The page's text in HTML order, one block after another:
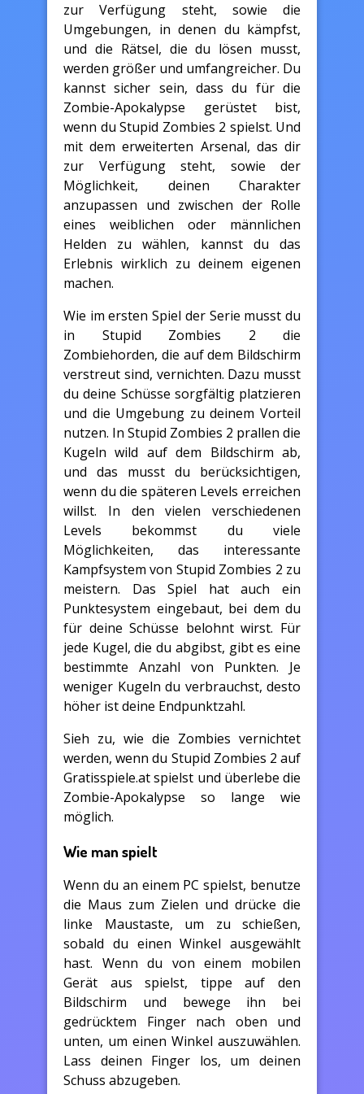
zur Verfügung steht, sowie die
Umgebungen, in denen du kämpfst,
und die Rätsel, die du lösen musst,
werden größer und umfangreicher. Du
kannst sicher sein, dass du für die
Zombie-Apokalypse gerüstet bist,
wenn du Stupid Zombies 2 spielst. Und
mit dem erweiterten Arsenal, das dir
zur Verfügung steht, sowie der
Möglichkeit, deinen Charakter
anzupassen und zwischen der Rolle
eines weiblichen oder männlichen
Helden zu wählen, kannst du das
Erlebnis wirklich zu deinem eigenen
machen.
Wie im ersten Spiel der Serie musst du
in Stupid Zombies 2 die
Zombiehorden, die auf dem Bildschirm
verstreut sind, vernichten. Dazu musst
du deine Schüsse sorgfältig platzieren
und die Umgebung zu deinem Vorteil
nutzen. In Stupid Zombies 2 prallen die
Kugeln wild auf dem Bildschirm ab,
und das musst du berücksichtigen,
wenn du die späteren Levels erreichen
willst. In den vielen verschiedenen
Levels bekommst du viele
Möglichkeiten, das interessante
Kampfsystem von Stupid Zombies 2 zu
meistern. Das Spiel hat auch ein
Punktesystem eingebaut, bei dem du
für deine Schüsse belohnt wirst. Für
jede Kugel, die du abgibst, gibt es eine
bestimmte Anzahl von Punkten. Je
weniger Kugeln du verbrauchst, desto
höher ist deine Endpunktzahl.
Sieh zu, wie die Zombies vernichtet
werden, wenn du Stupid Zombies 2 auf
Gratisspiele.at spielst und überlebe die
Zombie-Apokalypse so lange wie
möglich.
Wie man spielt
Wenn du an einem PC spielst, benutze
die Maus zum Zielen und drücke die
linke Maustaste, um zu schießen,
sobald du einen Winkel ausgewählt
hast. Wenn du von einem mobilen
Gerät aus spielst, tippe auf den
Bildschirm und bewege ihn bei
gedrücktem Finger nach oben und
unten, um einen Winkel auszuwählen.
Lass deinen Finger los, um deinen
Schuss abzugeben.